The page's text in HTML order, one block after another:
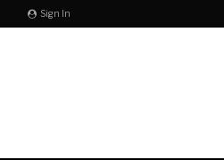
Sign In